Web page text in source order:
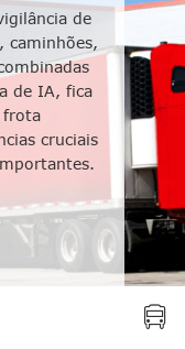
de
caminhões,
de IA, fica
frota
cruciais
